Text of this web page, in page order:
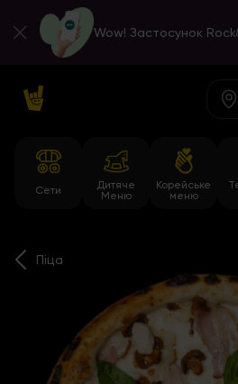
Wow! Застосунок
Сети
Дитяче
Меню
Корейське
меню
Піца